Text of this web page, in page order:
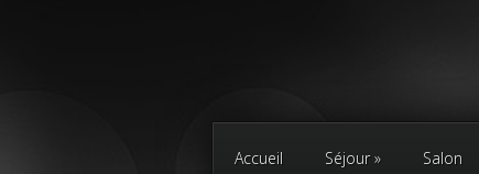
Accueil Séjour Salon